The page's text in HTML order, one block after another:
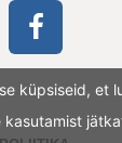
küpsiseid, et
kasutamist